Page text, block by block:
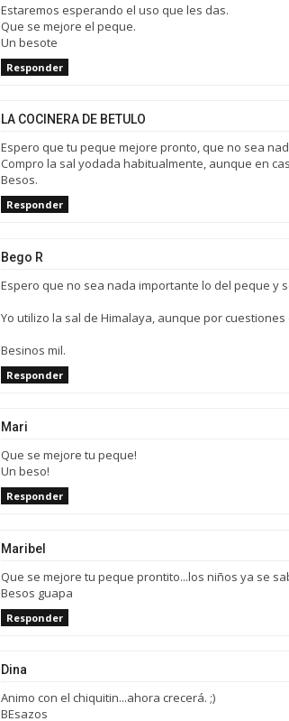
Estaremos esperando el uso que les das.
Que se mejore el peque.
Un besote
Responder
LA COCINERA DE BETULO
Espero que tu peque mejore pronto, que no sea
Compro la sal yodada habitualmente, aunque en
Besos.
Responder
Bego R
Espero que no sea nada importante lo del peque y
Yo utilizo la sal de Himalaya, aunque por
Besinos mil.
Responder
Mari
Que se mejore tu peque!
Un beso!
Responder
Maribel
Que se mejore tu peque prontito...los niños ya se
Besos guapa
Responder
Dina
Animo con el chiquitin...ahora crecerá. ;)
BEsazos